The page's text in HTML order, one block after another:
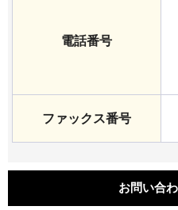
電話番号
ファックス番号